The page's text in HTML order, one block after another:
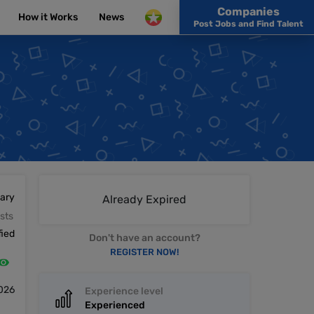
How it Works News Companies
Post Jobs and Find Talent
Already Expired
Don't have an account?
REGISTER NOW!
Experience level
Experienced